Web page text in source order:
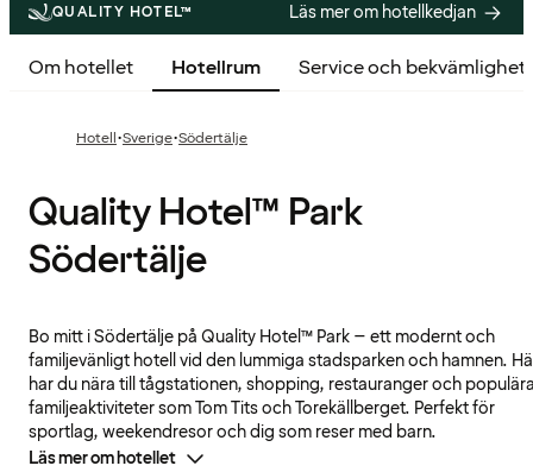
QUALITY HOTEL™ Läs mer om hotellkedjan
Om hotellet Hotellrum Service och
Hotell·Sverige·Södertälje
Quality Hotel™ Park
Södertälje
Bo mitt i Södertälje på Quality Hotel™ Park – ett modernt och
familjevänligt hotell vid den lummiga stadsparken och hamnen.
har du nära till tågstationen, shopping, restauranger och
familjeaktiviteter som Tom Tits och Torekällberget. Perfekt för
sportlag, weekendresor och dig som reser med barn.
Läs mer om hotellet